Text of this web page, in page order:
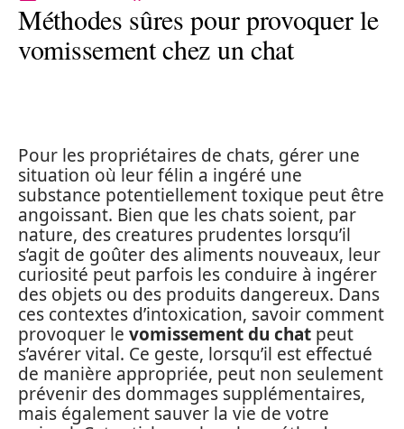
Méthodes sûres pour provoquer le
vomissement chez un chat
Pour les propriétaires de chats, gérer une
situation où leur félin a ingéré une
substance potentiellement toxique peut être
angoissant. Bien que les chats soient, par
nature, des creatures prudentes lorsqu’il
s’agit de goûter des aliments nouveaux, leur
curiosité peut parfois les conduire à ingérer
des objets ou des produits dangereux. Dans
ces contextes d’intoxication, savoir comment
provoquer le vomissement du chat peut
s’avérer vital. Ce geste, lorsqu’il est effectué
de manière appropriée, peut non seulement
prévenir des dommages supplémentaires,
mais également sauver la vie de votre